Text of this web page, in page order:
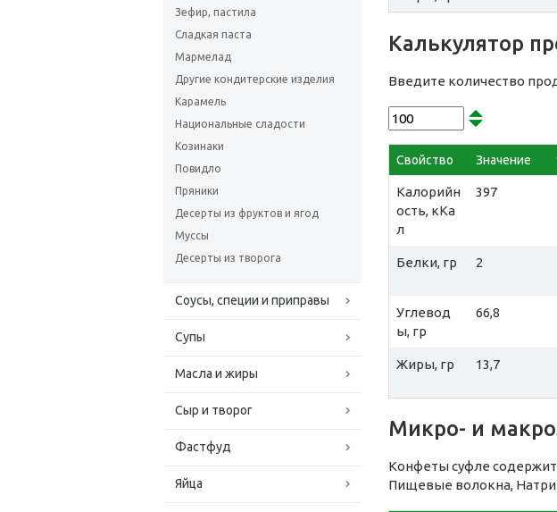
Зефир, пастила
Сладкая паста
Мармелад
Другие кондитерские изделия
Карамель
Национальные сладости
Козинаки
Повидло
Пряники
Десерты из фруктов и ягод
Муссы
Десерты из творога
Соусы, специи и приправы
Супы
Масла и жиры
Сыр и творог
Фастфуд
Яйца
Калькулятор
Введите количество
Свойство Значение
Калорийн
ость, кКа
л
397
Белки, гр 2
Углевод
ы, гр
66,8
Жиры, гр 13,7
Микро- и
Конфеты суфле
Пищевые волокна,